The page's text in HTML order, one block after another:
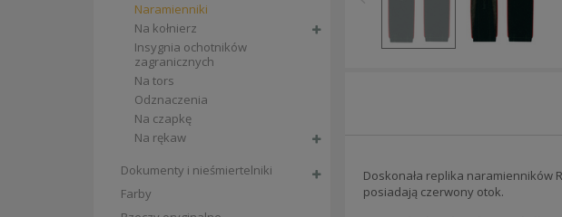
Naramienniki
Na kołnierz
Insygnia ochotników
zagranicznych
Na tors
Odznaczenia
Na czapkę
Na rękaw
Dokumenty i nieśmiertelniki
Farby
Doskonała replika naramienników
posiadają czerwony otok.